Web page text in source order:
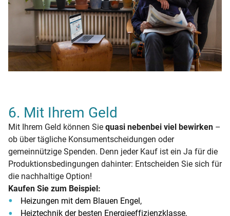
6. Mit Ihrem Geld
Mit Ihrem Geld können Sie quasi nebenbei viel bewirken –
ob über tägliche Konsumentscheidungen oder
gemeinnützige Spenden. Denn jeder Kauf ist ein Ja für die
Produktionsbedingungen dahinter: Entscheiden Sie sich für
die nachhaltige Option!
Kaufen Sie zum Beispiel:
Heizungen mit dem Blauen Engel,
Heiztechnik der besten Energieeffizienzklasse,